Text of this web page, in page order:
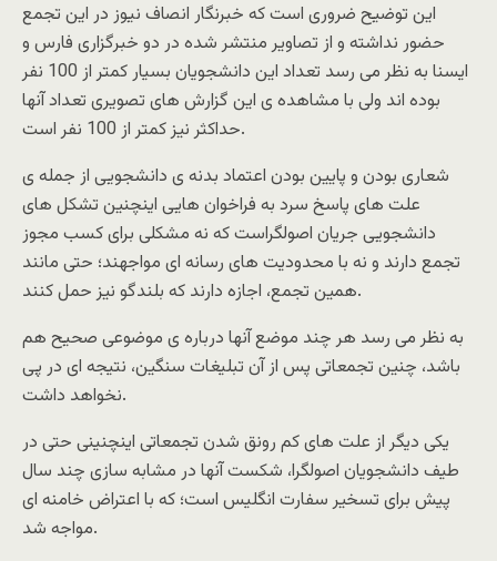
این توضیح ضروری است که خبرنگار انصاف نیوز در این تجمع
حضور نداشته و از تصاویر منتشر شده در دو خبرگزاری فارس و
ایسنا به نظر می رسد تعداد این دانشجویان بسیار کمتر از 100 نفر
بوده اند ولی با مشاهده ی این گزارش های تصویری تعداد آنها
حداکثر نیز کمتر از 100 نفر است.
شعاری بودن و پایین بودن اعتماد بدنه ی دانشجویی از جمله ی
علت های پاسخ سرد به فراخوان هایی اینچنین تشکل های
دانشجویی جریان اصولگراست که نه مشکلی برای کسب مجوز
تجمع دارند و نه با محدودیت های رسانه ای مواجهند؛ حتی مانند
همین تجمع، اجازه دارند که بلندگو نیز حمل کنند.
به نظر می رسد هر چند موضع آنها درباره ی موضوعی صحیح هم
باشد، چنین تجمعاتی پس از آن تبلیغات سنگین، نتیجه ای در پی
نخواهد داشت.
یکی دیگر از علت های کم رونق شدن تجمعاتی اینچنینی حتی در
طیف دانشجویان اصولگرا، شکست آنها در مشابه سازی چند سال
پیش برای تسخیر سفارت انگلیس است؛ که با اعتراض خامنه ای
مواجه شد.